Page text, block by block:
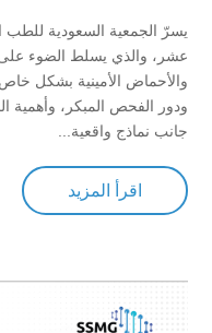
يسرّ الجمعية السعودية للطب
عشر، والذي يسلط الضوء على
والأحماض الأمينية بشكل
ودور الفحص المبكر، وأهمية
جانب نماذج واقعية...
اقرأ المزيد